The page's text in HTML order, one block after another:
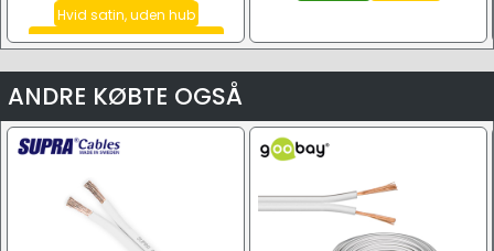
Hvid satin, uden hub
Sort satin, inkl. stereo hub HT
ANDRE KØBTE OGSÅ